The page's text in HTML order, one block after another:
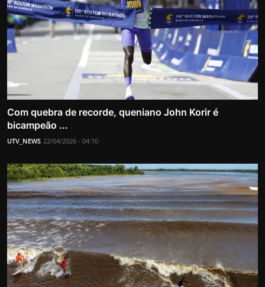
Com quebra de recorde, queniano John Korir é
bicampeão ...
UTV_NEWS 22/04/2026 - 04:10